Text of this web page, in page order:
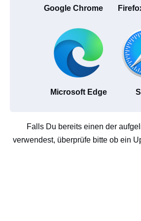
Google Chrome
Microsoft Edge
Falls Du bereits einen der
verwendest, überprüfe bitte ob ein